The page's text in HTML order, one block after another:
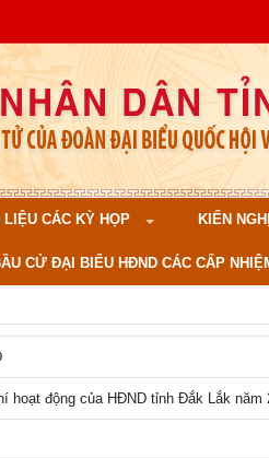
LIỆU CÁC KỲ HỌP KIẾN
CỬ ĐẠI BIỂU HĐND CÁC CẤP
hoạt động của HĐND tỉnh Đắk Lắk năm